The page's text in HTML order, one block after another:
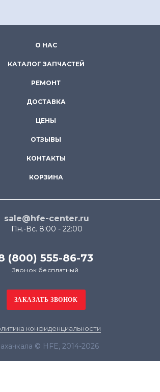
О НАС
КАТАЛОГ ЗАПЧАСТЕЙ
РЕМОНТ
ДОСТАВКА
ЦЕНЫ
ОТЗЫВЫ
КОНТАКТЫ
КОРЗИНА
sale@hfe-center.ru
Пн.-Вс. 8:00 - 22:00
(800) 555-86-73
Звонок бесплатный
конфиденциальности
© HFE, 2014-2026